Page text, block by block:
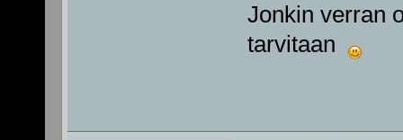
Jonkin verran
tarvitaan